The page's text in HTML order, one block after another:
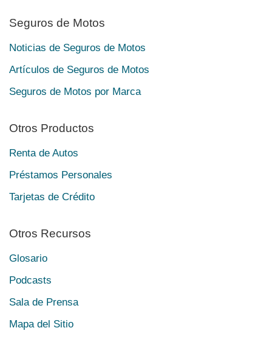
Seguros de Motos
Noticias de Seguros de Motos
Artículos de Seguros de Motos
Seguros de Motos por Marca
Otros Productos
Renta de Autos
Préstamos Personales
Tarjetas de Crédito
Otros Recursos
Glosario
Podcasts
Sala de Prensa
Mapa del Sitio